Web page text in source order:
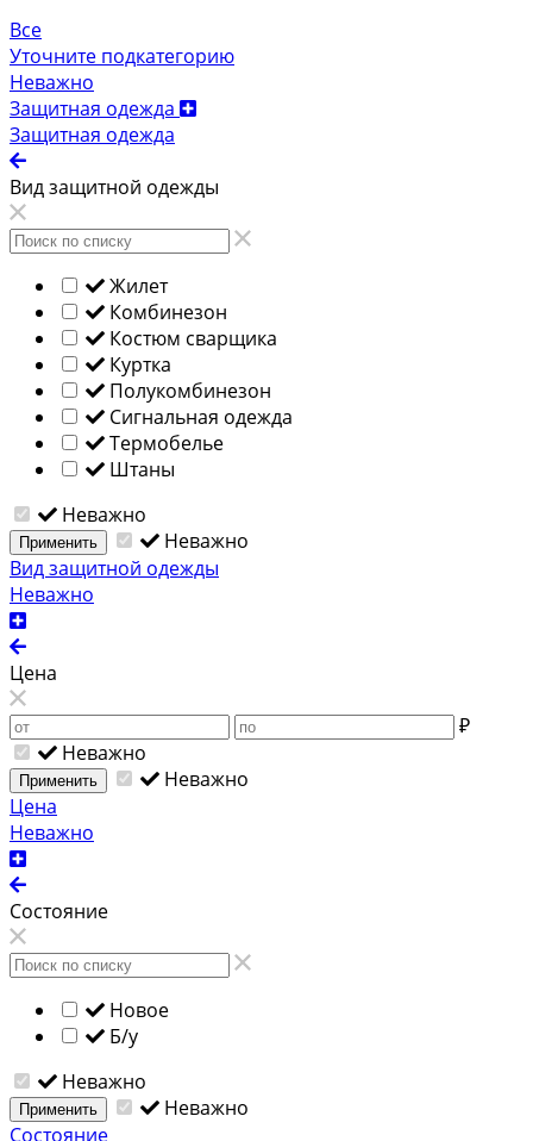
Все
Уточните подкатегорию
Неважно
Защитная одежда
Защитная одежда
Вид защитной одежды
Жилет
Комбинезон
Костюм сварщика
Куртка
Полукомбинезон
Сигнальная одежда
Термобелье
Штаны
Неважно
Применить
Неважно
Вид защитной одежды
Неважно
Цена
₽
Неважно
Применить
Неважно
Цена
Неважно
Состояние
Новое
Б/у
Неважно
Применить
Неважно
Состояние